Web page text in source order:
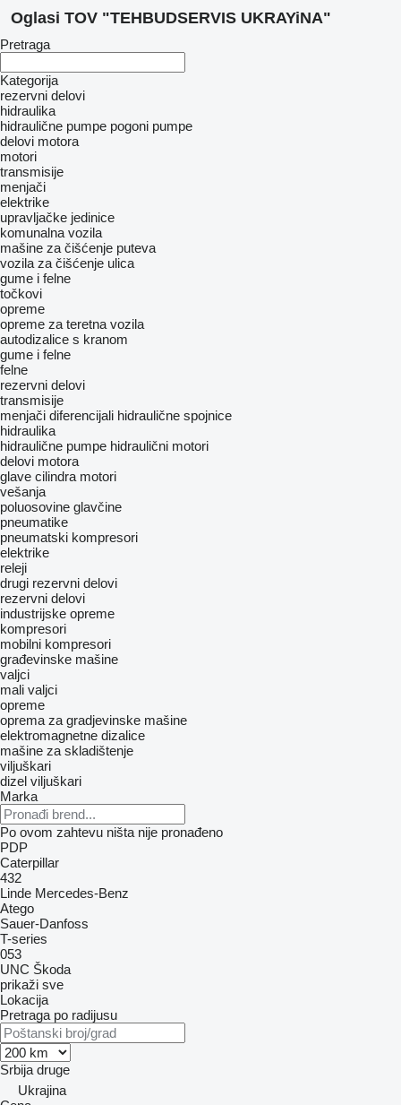
Oglasi TOV "TEHBUDSERVIS UKRAYiNA"
Pretraga
Kategorija
rezervni delovi
hidraulika
hidraulične pumpe pogoni pumpe
delovi motora
motori
transmisije
menjači
elektrike
upravljačke jedinice
komunalna vozila
mašine za čišćenje puteva
vozila za čišćenje ulica
gume i felne
točkovi
opreme
оpremе za teretna vozila
autodizalice s kranom
gume i felne
felne
rezervni delovi
transmisije
menjači diferencijali hidraulične spojnice
hidraulika
hidraulične pumpe hidraulični motori
delovi motora
glave cilindra motori
vešanja
poluosovine glavčine
pneumatikе
pneumatski kompresori
elektrike
releji
drugi rezervni delovi
rezervni delovi
industrijske opreme
kompresori
mobilni kompresori
građevinske mašine
valjci
mali valjci
opreme
oprema za gradjevinske mašine
elektromagnetne dizalice
mašine za skladištenje
viljuškari
dizel viljuškari
Marka
Po ovom zahtevu ništa nije pronađeno
PDP
Caterpillar
432
Linde Mercedes-Benz
Atego
Sauer-Danfoss
T-series
053
UNC Škoda
prikaži sve
Lokacija
Pretraga po radijusu
Srbija druge
Ukrajina